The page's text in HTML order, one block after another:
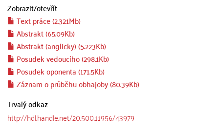
Zobrazit/otevřít
Text práce (2.321Mb)
Abstrakt (65.09Kb)
Abstrakt (anglicky) (5.223Kb)
Posudek vedoucího (298.1Kb)
Posudek oponenta (171.5Kb)
Záznam o průběhu obhajoby (80.39Kb)
Trvalý odkaz
http://hdl.handle.net/20.500.11956/43979